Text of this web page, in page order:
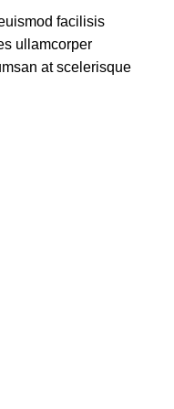
facilisis
ullamcorper
at scelerisque